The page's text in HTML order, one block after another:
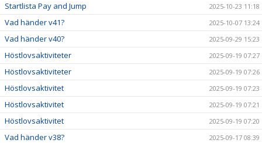
Startlista Pay and Jump 2025-10-23 11:18
Vad händer v41? 2025-10-07 13:24
Vad händer v40? 2025-09-29 15:23
Höstlovsaktiviteter 2025-09-19 07:27
Höstlovsaktiviteter 2025-09-19 07:26
Höstlovsaktivitet 2025-09-19 07:23
Höstlovsaktivitet 2025-09-19 07:21
Höstlovsaktivitet 2025-09-19 07:20
Vad händer v38? 2025-09-17 08:39